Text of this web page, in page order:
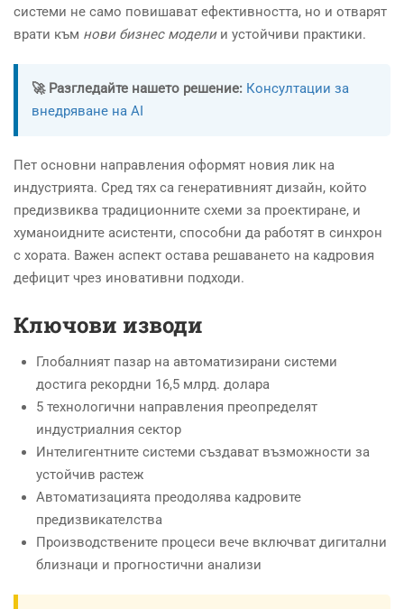
системи не само повишават ефективността, но и отварят
врати към нови бизнес моделии устойчиви практики.
🚀 Разгледайте нашето решение: Консултации за
внедряване на AI
Пет основни направления оформят новия лик на
индустрията. Сред тях са генеративният дизайн, който
предизвиква традиционните схеми за проектиране, и
хуманоидните асистенти, способни да работят в синхрон
с хората. Важен аспект остава решаването на кадровия
дефицит чрез иновативни подходи.
Ключови изводи
Глобалният пазар на автоматизирани системи
достига рекордни 16,5 млрд. долара
5 технологични направления преопределят
индустриалния сектор
Интелигентните системи създават възможности за
устойчив растеж
Автоматизацията преодолява кадровите
предизвикателства
Производствените процеси вече включват дигитални
близнаци и прогностични анализи